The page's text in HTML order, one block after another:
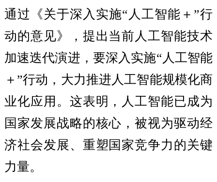
通过《关于深入实施“人工智能＋”行
动的意见》，提出当前人工智能技术
加速迭代演进，要深入实施“人工智能
＋”行动，大力推进人工智能规模化商
业化应用。这表明，人工智能已成为
国家发展战略的核心，被视为驱动经
济社会发展、重塑国家竞争力的关键
力量。